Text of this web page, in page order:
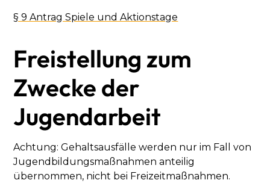
§ 9 Antrag Spiele und Aktionstage
Freistellung zum
Zwecke der
Jugendarbeit
Achtung: Gehaltsausfälle werden nur im Fall von
Jugendbildungsmaßnahmen anteilig
übernommen, nicht bei Freizeitmaßnahmen.